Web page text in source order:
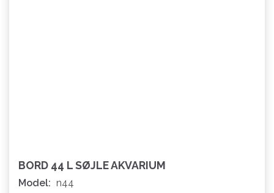
BORD 44 L SØJLE AKVARIUM
Model: n44